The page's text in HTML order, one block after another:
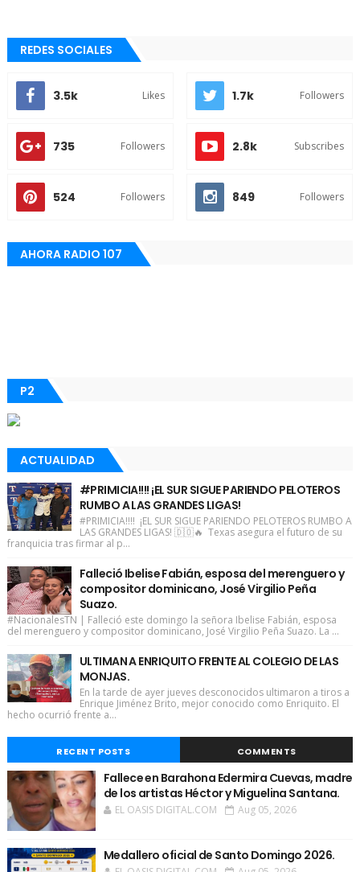
REDES SOCIALES
3.5k Likes 1.7k Followers
735 Followers 2.8k Subscribes
524 Followers 849 Followers
AHORA RADIO 107
P2
ACTUALIDAD
#PRIMICIA!!!! ¡EL SUR SIGUE PARIENDO PELOTEROS
RUMBO A LAS GRANDES LIGAS!
#PRIMICIA!!!! ¡EL SUR SIGUE PARIENDO PELOTEROS RUMBO A
LAS GRANDES LIGAS! 🇩🇴🔥 Texas asegura el futuro de su
franquicia tras firmar al p...
Falleció Ibelise Fabián, esposa del merenguero y
compositor dominicano, José Virgilio Peña
Suazo.
#NacionalesTN | Falleció este domingo la señora Ibelise Fabián, esposa
del merenguero y compositor dominicano, José Virgilio Peña Suazo. La ...
ULTIMAN A ENRIQUITO FRENTE AL COLEGIO DE LAS
MONJAS.
En la tarde de ayer jueves desconocidos ultimaron a tiros a
Enrique Jiménez Brito, mejor conocido como Enriquito. El
hecho ocurrió frente a...
RECENT POSTS COMMENTS
Fallece en Barahona Edermira Cuevas, madre
de los artistas Héctor y Miguelina Santana.
EL OASIS DIGITAL.COM Aug 05, 2026
Medallero oficial de Santo Domingo 2026.